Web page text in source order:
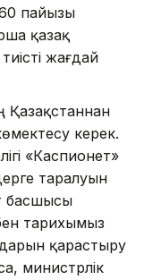
пайызы
қазақ
жағдай
Қазақстаннан
керек.
«Каспионет»
таралуын
басшысы
тарихымыз
қарастыру
министрлік